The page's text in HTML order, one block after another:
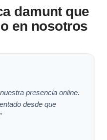
damunt que
en nosotros
presencia online.
desde que